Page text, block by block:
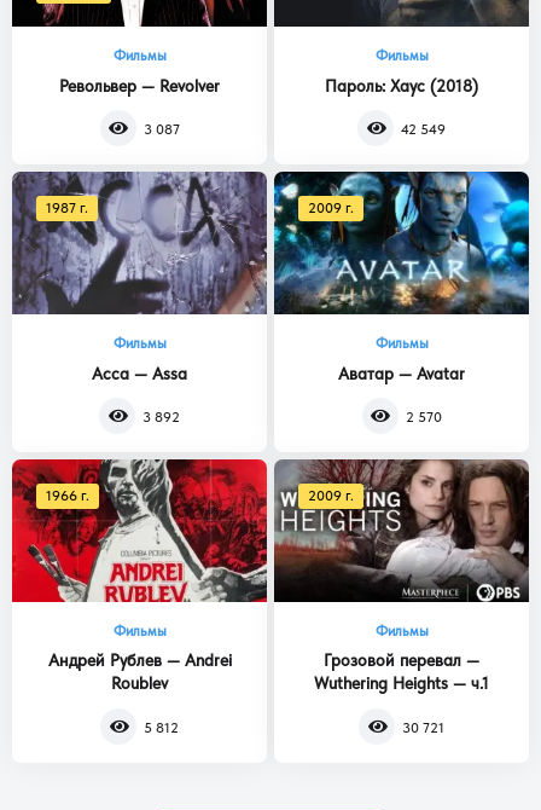
Фильмы
Револьвер — Revolver
3 087
Фильмы
Пароль: Хаус (2018)
42 549
1987 г.
Фильмы
Асса — Assa
3 892
2009 г.
Фильмы
Аватар — Avatar
2 570
1966 г.
Фильмы
Андрей Рублев — Andrei
Roublev
5 812
2009 г.
Фильмы
Грозовой перевал —
Wuthering Heights — ч.1
30 721